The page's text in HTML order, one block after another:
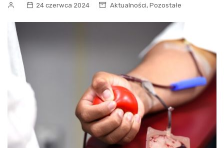
24 czerwca 2024 Aktualności, Pozostałe